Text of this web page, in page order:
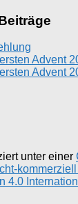
Advent
Advent
unter einer
4.0